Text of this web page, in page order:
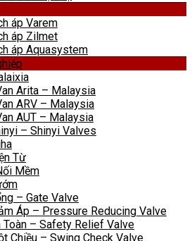
áp Varem
áp Zilmet
áp Aquasystem
Arita – Malaysia
ARV – Malaysia
AUT – Malaysia
– Shinyi Valves
Từ
Mềm
– Gate Valve
Áp – Pressure Reducing Valve
Toàn – Safety Relief Valve
Chiều – Swing Check Valve